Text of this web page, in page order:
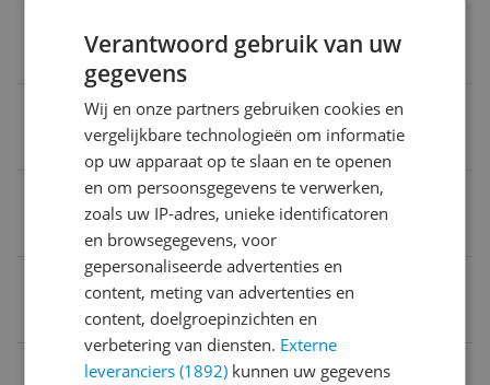
Draaibare oorschelpen
Spraakbesturing
Type koptelefoon
Headset
Verantwoord gebruik van uw
gegevens
Wij en onze partners gebruiken cookies en
vergelijkbare technologieën om informatie
op uw apparaat op te slaan en te openen
en om persoonsgegevens te verwerken,
zoals uw IP-adres, unieke identificatoren
en browsegegevens, voor
gepersonaliseerde advertenties en
content, meting van advertenties en
content, doelgroepinzichten en
verbetering van diensten. Externe
leveranciers (1892) kunnen uw gegevens